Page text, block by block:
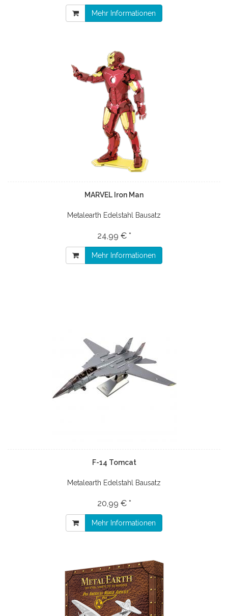
Mehr Informationen
MARVEL Iron Man
Metalearth Edelstahl Bausatz
24,99 € *
Mehr Informationen
F-14 Tomcat
Metalearth Edelstahl Bausatz
20,99 € *
Mehr Informationen